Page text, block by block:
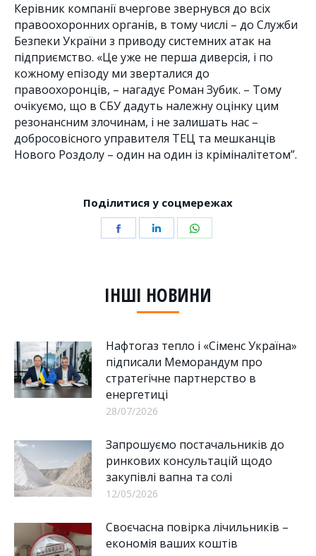
Керівник компанії вчергове звернувся до всіх
правоохоронних органів, в тому числі – до Служби
Безпеки України з приводу системних атак на
підприємство. «Це уже не перша диверсія, і по
кожному епізоду ми зверталися до
правоохоронців, – нагадує Роман Зубик. – Тому
очікуємо, що в СБУ дадуть належну оцінку цим
резонансним злочинам, і не залишать нас –
добросовісного управителя ТЕЦ та мешканців
Нового Роздолу – один на один із кріміналітетом”.
Поділитися у соцмережах
Share
Share
ІНШІ НОВИНИ
Нафтогаз тепло і «Сіменс Україна»
підписали Меморандум про
стратегічне партнерство в
енергетиці
28/07/2026
Запрошуємо постачальників до
ринкових консультацій щодо
закупівлі вапна та солі
12/05/2026
Своєчасна повірка лічильників –
економія ваших коштів